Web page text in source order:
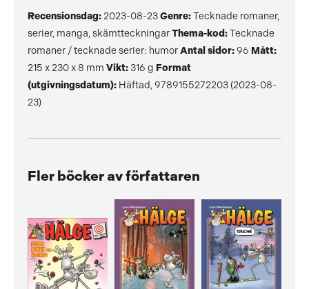
Recensionsdag: 2023-08-23Genre:Tecknade romaner,
serier, manga, skämtteckningarThema-kod:Tecknade
romaner / tecknade serier: humorAntal sidor:96 Mått:
215 x 230 x 8 mm Vikt: 316 g Format
(utgivningsdatum): Häftad, 9789155272203 (2023-08-
23)
Fler böcker av författaren